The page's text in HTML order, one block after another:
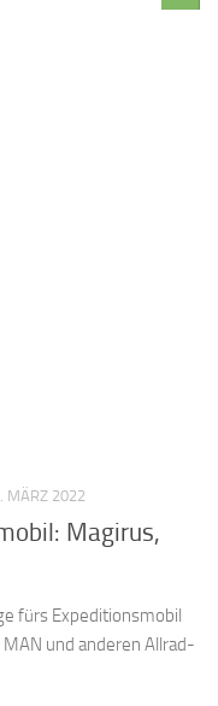
MÄRZ 2022
Magirus,
fürs Expeditionsmobil
und anderen Allrad-